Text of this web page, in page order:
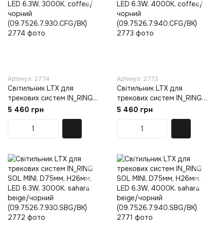
Артикул: 2774
Світильник LTX для
трекових систем IN_RING
SOL MINI, D75мм, H26мм,
LED 6.3W, 3000К, coffee/
чорний
(09.7526.7.930.CFG/BK)
5 460 грн
Артикул: 2773
Світильник LTX для
трекових систем IN_RING
SOL MINI, D75мм, H26мм,
LED 6.3W, 4000К, coffee/
чорний
(09.7526.7.940.CFG/BK)
5 460 грн